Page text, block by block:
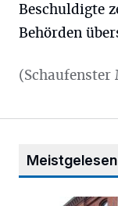
Beschuldigte
Behörden
(Schaufenster
Meistgelesen